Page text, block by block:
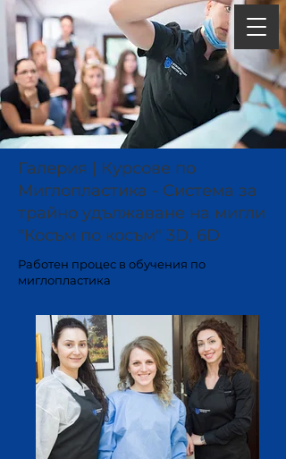
Галерия | Курсове по
Миглопластика - Система за
трайно удължаване на мигли
"Косъм по косъм" 3D, 6D
Работен процес в обучения по
миглопластика